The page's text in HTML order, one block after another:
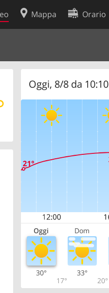
Mappa Orario
Oggi, 8/8 da 10:10
Oggi Dom
30°
17°
33°
20°